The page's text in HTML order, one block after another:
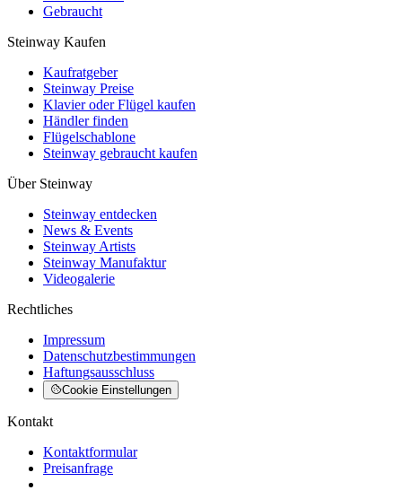
Gebraucht
Steinway Kaufen
Kaufratgeber
Steinway Preise
Klavier oder Flügel kaufen
Händler finden
Flügelschablone
Steinway gebraucht kaufen
Über Steinway
Steinway entdecken
News & Events
Steinway Artists
Steinway Manufaktur
Videogalerie
Rechtliches
Impressum
Datenschutzbestimmungen
Haftungsausschluss
Cookie Einstellungen
Kontakt
Kontaktformular
Preisanfrage